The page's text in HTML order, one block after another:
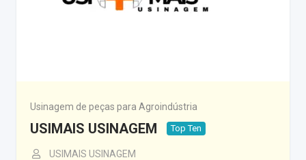
Usinagem de peças para Agroindústria
USIMAIS USINAGEM Top Ten
USIMAIS USINAGEM